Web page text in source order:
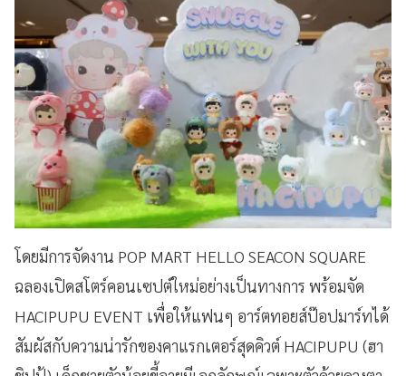
โดยมีการจัดงาน POP MART HELLO SEACON SQUARE
ฉลองเปิดสโตร์คอนเซปต์ใหม่อย่างเป็นทางการ พร้อมจัด
HACIPUPU EVENT เพื่อให้แฟนๆ อาร์ตทอยส์ป๊อปมาร์ทได้
สัมผัสกับความน่ารักของคาแรกเตอร์สุดคิวต์ HACIPUPU (ฮา